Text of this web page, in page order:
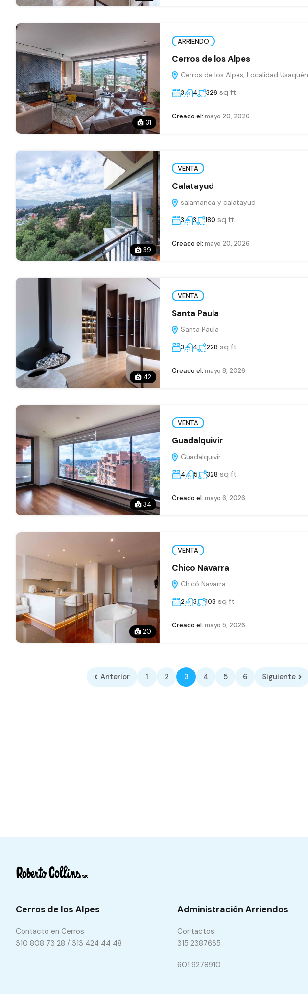
31
ARRIENDO
Cerros de los Alpes
Cerros de los Alpes, Localidad Usaquén
3 4 326 sq ft
Creado el: mayo 20, 2026
39
VENTA
Calatayud
salamanca y calatayud
3 3 180 sq ft
Creado el: mayo 20, 2026
42
VENTA
Santa Paula
Santa Paula
3 4 228 sq ft
Creado el: mayo 8, 2026
34
VENTA
Guadalquivir
Guadalquivir
4 5 328 sq ft
Creado el: mayo 6, 2026
20
VENTA
Chico Navarra
Chicó Navarra
2 3 108 sq ft
Creado el: mayo 5, 2026
Anterior 1 2 3 4 5 6 Siguiente
Cerros de los Alpes
Contacto en Cerros:
310 808 73 28 / 313 424 44 48
Administración Arriendos
Contactos:
315 2387635
601 9278910